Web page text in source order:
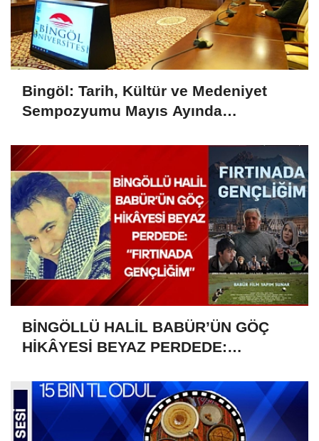
Bingöl: Tarih, Kültür ve Medeniyet
Sempozyumu Mayıs Ayında
BİNGÖLLÜ HALİL BABÜR’ÜN GÖÇ
HİKÂYESİ BEYAZ PERDEDE: